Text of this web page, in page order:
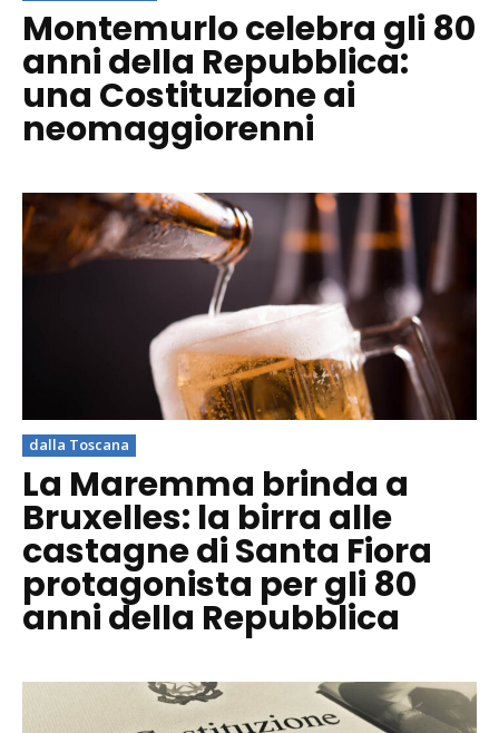
Montemurlo celebra gli 80
anni della Repubblica:
una Costituzione ai
neomaggiorenni
dalla Toscana
La Maremma brinda a
Bruxelles: la birra alle
castagne di Santa Fiora
protagonista per gli 80
anni della Repubblica